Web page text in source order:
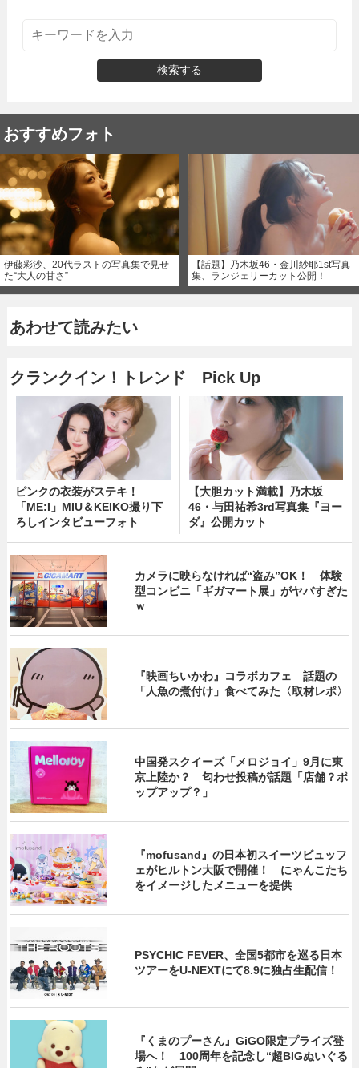
検索する
おすすめフォト
伊藤彩沙、20代ラストの写真集で見せ
た“大人の甘さ”
【話題】乃木坂46・金川紗耶1st写真
集、ランジェリーカット公開！
あわせて読みたい
クランクイン！トレンド Pick Up
ピンクの衣装がステキ！
「ME:I」MIU＆KEIKO撮り下
ろしインタビューフォト
【大胆カット満載】乃木坂
46・与田祐希3rd写真集『ヨー
ダ』公開カット
カメラに映らなければ“盗み”OK！ 体験
型コンビニ「ギガマート展」がヤバすぎた
ｗ
『映画ちいかわ』コラボカフェ 話題の
「人魚の煮付け」食べてみた〈取材レポ〉
中国発スクイーズ「メロジョイ」9月に東
京上陸か？ 匂わせ投稿が話題「店舗？ポ
ップアップ？」
『mofusand』の日本初スイーツビュッフ
ェがヒルトン大阪で開催！ にゃんこたち
をイメージしたメニューを提供
PSYCHIC FEVER、全国5都市を巡る日本
ツアーをU‐NEXTにて8.9に独占生配信！
『くまのプーさん』GiGO限定プライズ登
場へ！ 100周年を記念し“超BIGぬいぐる